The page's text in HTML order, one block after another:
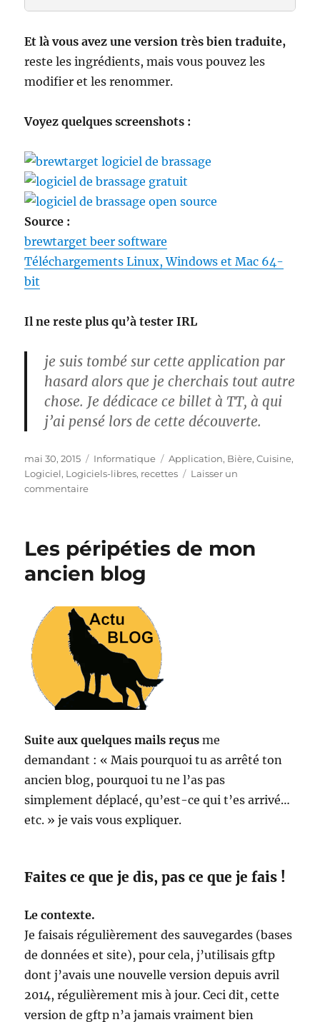
Et là vous avez une version très bien traduite,
reste les ingrédients, mais vous pouvez les
modifier et les renommer.
Voyez quelques screenshots :
Source :
brewtarget beer software
Téléchargements Linux, Windows et Mac 64-
bit
Il ne reste plus qu’à tester IRL
je suis tombé sur cette application par
hasard alors que je cherchais tout autre
chose. Je dédicace ce billet à TT, à qui
j’ai pensé lors de cette découverte.
Publié
le
mai 30, 2015 Catégories
Informatique Étiquettes
Application, Bière,Cuisine,
Logiciel, Logiciels-libres, recettes
Laisser un
commentairesur
de
brassage
Les péripéties de mon
ancien blog
Suite aux quelques mails reçus me
demandant : « Mais pourquoi tu as arrêté ton
ancien blog, pourquoi tu ne l’as pas
simplement déplacé, qu’est-ce qui t’es arrivé…
etc. » je vais vous expliquer.
Faites ce que je dis, pas ce que je fais !
Le contexte.
Je faisais régulièrement des sauvegardes (bases
de données et site), pour cela, j’utilisais gftp
dont j’avais une nouvelle version depuis avril
2014, régulièrement mis à jour. Ceci dit, cette
version de gftp n’a jamais vraiment bien